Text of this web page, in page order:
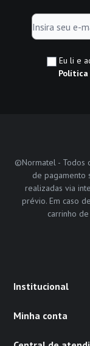
Eu li e
Política
©Normatel - Todos
de pagamento
realizadas via
prévio. Em caso
carrinho
Institucional
Minha conta